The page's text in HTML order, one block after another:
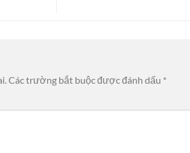
Các trường bắt buộc được đánh dấu *